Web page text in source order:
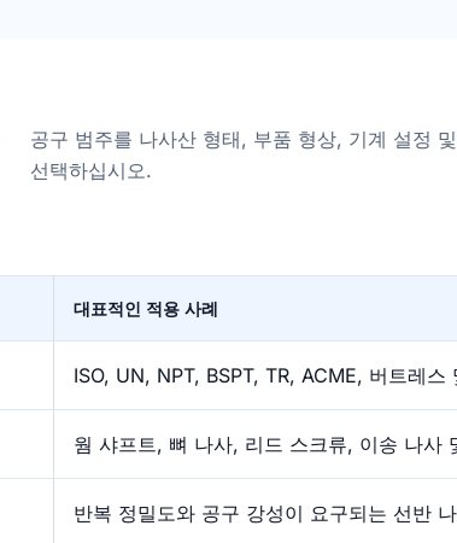
공구 범주를 나사산 형태, 부품 형상, 기계 설정
선택하십시오.
대표적인 적용 사례
ISO, UN, NPT, BSPT, TR, ACME, 버트레스
웜 샤프트, 뼈 나사, 리드 스크류, 이송 나사
반복 정밀도와 공구 강성이 요구되는 선반